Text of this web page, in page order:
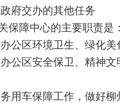
府交办的其他任务
保障中心的主要职责是
公区环境卫生、绿化
公区安全保卫、精神文
用车保障工作，做好柳